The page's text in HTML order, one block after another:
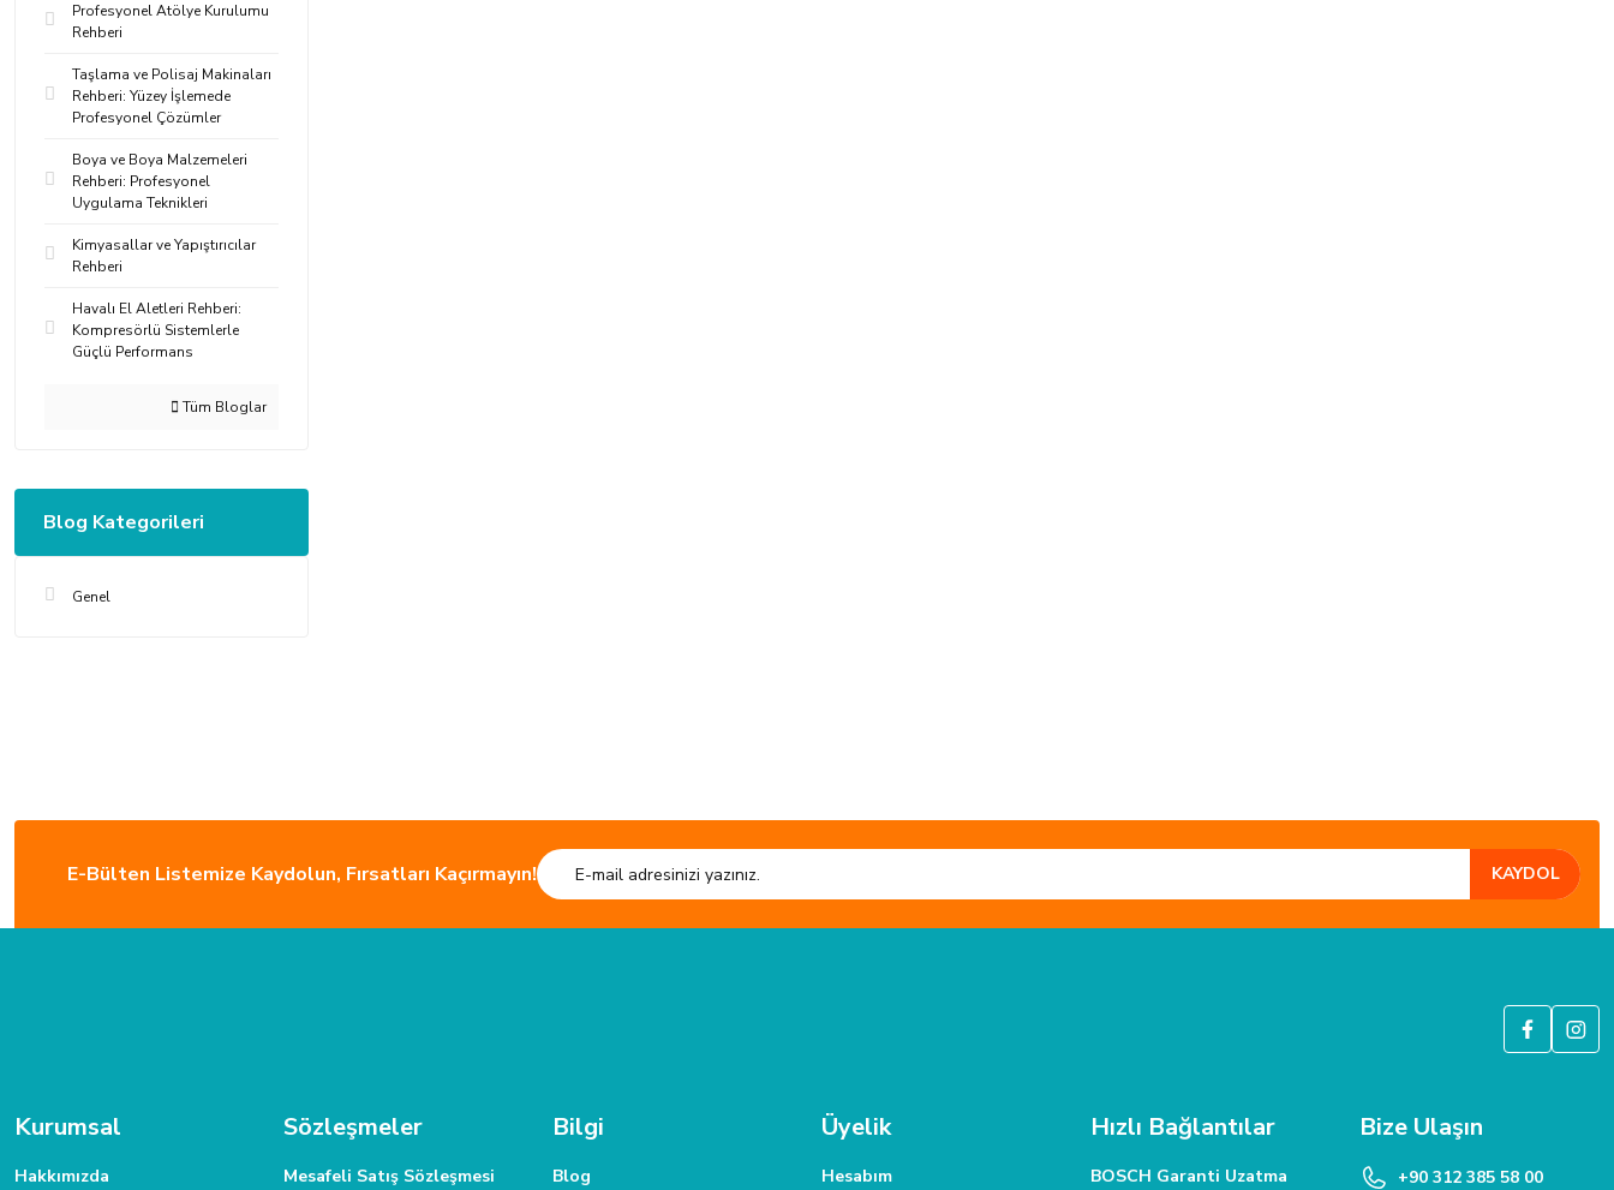
Profesyonel Atölye Kurulumu
Rehberi
Taşlama ve Polisaj Makinaları
Rehberi: Yüzey İşlemede
Profesyonel Çözümler
Boya ve Boya Malzemeleri
Rehberi: Profesyonel
Uygulama Teknikleri
Kimyasallar ve Yapıştırıcılar
Rehberi
Havalı El Aletleri Rehberi:
Kompresörlü Sistemlerle
Güçlü Performans
Tüm Bloglar
Blog Kategorileri
Genel
ÜCRETSİZ KARGO HIZLI GÖNDERİ
E-Bülten Listemize Kaydolun, Fırsatları Kaçırmayın! KAYDOL
Kurumsal
Hakkımızda
Sözleşmeler
Mesafeli Satış Sözleşmesi
Bilgi
Blog
Üyelik
Hesabım
Hızlı Bağlantılar
BOSCH Garanti Uzatma
Bize Ulaşın
+90 312 385 58 00